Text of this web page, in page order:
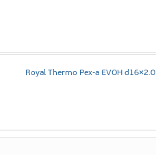
Royal Thermo Pex-a EVOH d16×2.0